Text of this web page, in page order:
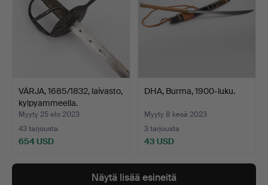
VÄRJA, 1685/1832, laivasto,
kylpyammeella.
Myyty 25 elo 2023
43 tarjousta
654 USD
DHA, Burma, 1900-luku.
Myyty 8 kesä 2023
3 tarjousta
43 USD
Näytä lisää esineitä